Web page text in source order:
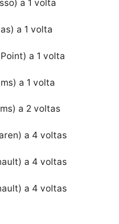
a 36s068
a 45s754
Romeo), a 47s470
a 58s094
Rosso), a 1min02s697